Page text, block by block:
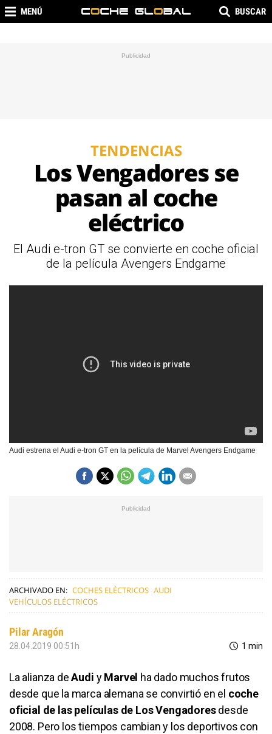
MENÚ BUSCAR
TENDENCIAS
Los Vengadores se
pasan al coche
eléctrico
El Audi e-tron GT se convierte en coche oficial
de la película Avengers Endgame
Audi estrena el Audi e-tron GT en la película de Marvel Avengers Endgame
ARCHIVADO EN: COCHES ELÉCTRICOS AUDI
VEHÍCULOS ELÉCTRICOS
Pilar Aragón
28.04.2019 00:51h 1 min
La alianza deAudi yMarvel ha dado muchos frutos
desde que la marca alemana se convirtió en el coche
oficial de las películas de Los Vengadoresdesde
2008. Pero los tiempos cambian y los deportivos con